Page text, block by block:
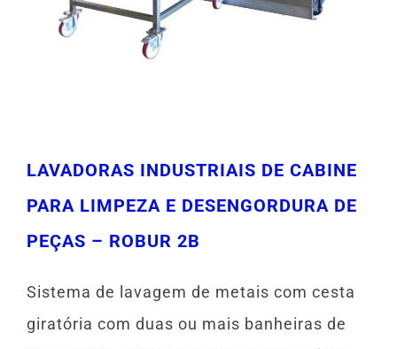
LAVADORAS INDUSTRIAIS DE CABINE
PARA LIMPEZA E DESENGORDURA DE
PEÇAS – ROBUR 2B
Sistema de lavagem de metais com cesta
giratória com duas ou mais banheiras de